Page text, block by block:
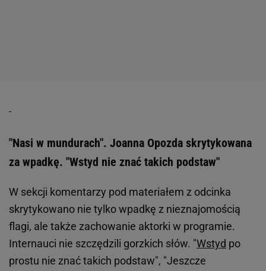
"Nasi w mundurach". Joanna Opozda skrytykowana
za wpadkę. "Wstyd nie znać takich podstaw"
W sekcji komentarzy pod materiałem z odcinka
skrytykowano nie tylko wpadkę z nieznajomością
flagi, ale także zachowanie aktorki w programie.
Internauci nie szczędzili gorzkich słów. "Wstyd po
prostu nie znać takich podstaw", "Jeszcze